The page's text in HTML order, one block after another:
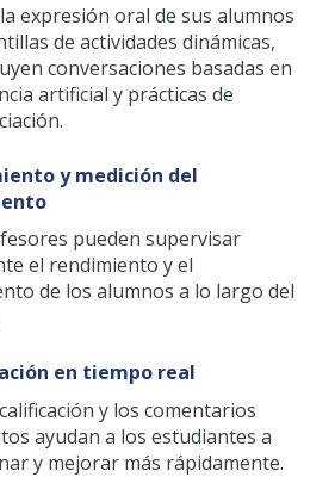
expresión oral de sus alumnos
de actividades dinámicas,
conversaciones basadas en
artificial y prácticas de
y medición del
pueden supervisar
el rendimiento y el
de los alumnos a lo largo del
en tiempo real
y los comentarios
ayudan a los estudiantes a
y mejorar más rápidamente.